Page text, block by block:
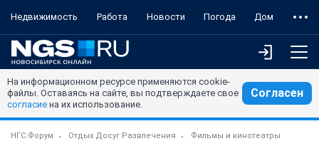
Недвижимость Работа Новости Погода Дом
На информационном ресурсе применяются cookie-
файлы. Оставаясь на сайте, вы подтверждаете свое
согласие на их использование.
Согласен
НГС.Форум Отдых Досуг Развлечения Фильмы и кинотеатры